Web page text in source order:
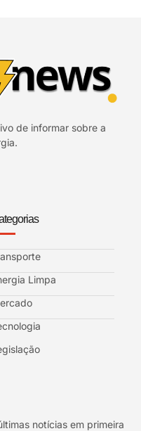
de informar sobre a
Limpa
notícias em primeira